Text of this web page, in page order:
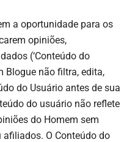
a oportunidade para os
opiniões,
(‘Conteúdo do
Blogue não filtra, edita,
do Usuário antes de sua
do usuário não reflete
do Homem sem
afiliados. O Conteúdo do